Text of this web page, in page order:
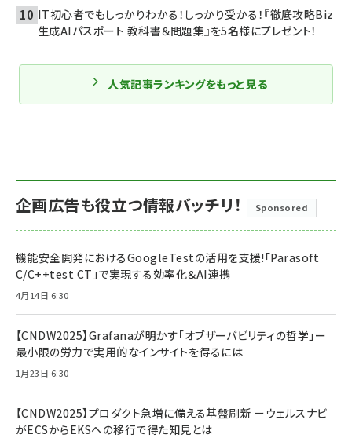
IT初心者でもしっかりわかる！しっかり受かる！『徹底攻略Biz
生成AIパスポート 教科書＆問題集』を5名様にプレゼント！
人気記事ランキングをもっと見る
企画広告も役立つ情報バッチリ！ Sponsored
機能安全開発におけるGoogleTestの活用を支援!「Parasoft
C/C++test CT」で実現する効率化＆AI連携
4月14日 6:30
【CNDW2025】Grafanaが明かす「オブザーバビリティの哲学」ー
最小限の労力で実用的なインサイトを得るには
1月23日 6:30
【CNDW2025】プロダクト急増に備える基盤刷新 ーウェルスナビ
がECSからEKSへの移行で得た知見とは